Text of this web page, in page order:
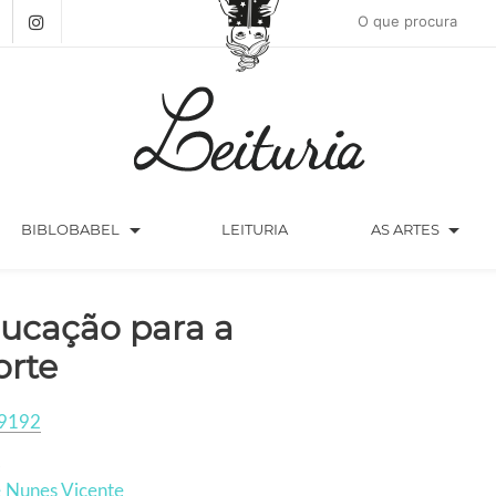
BIBLOBABEL arrow_drop_down LEITURIA AS ARTES arrow_drop_down
para a
Nunes Vicente